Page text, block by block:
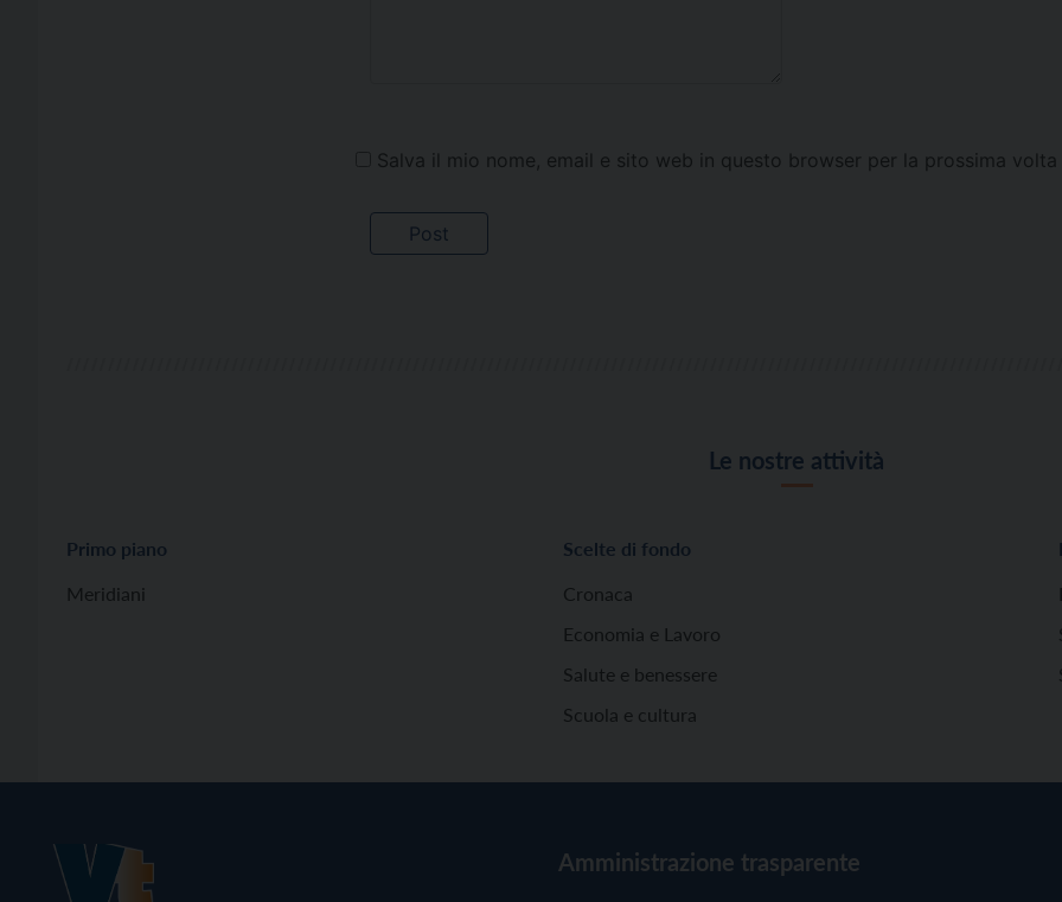
Salva il mio nome, email e sito web in questo browser per la prossima volta
Le nostre attività
Primo piano
Meridiani
Scelte di fondo
Cronaca
Economia e Lavoro
Salute e benessere
Scuola e cultura
Amministrazione trasparente